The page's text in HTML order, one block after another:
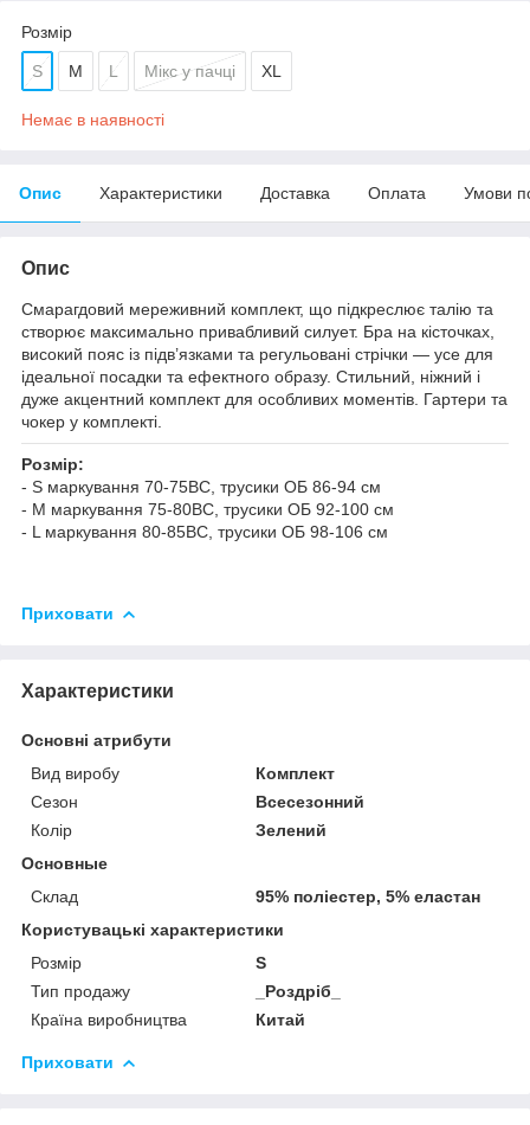
Розмір
S M L Мікс у пачці XL
Немає в наявності
Опис Характеристики Доставка Оплата Умови
Опис
Смарагдовий мереживний комплект, що підкреслює талію та
створює максимально привабливий силует. Бра на кісточках,
високий пояс із підв’язками та регульовані стрічки — усе для
ідеальної посадки та ефектного образу. Стильний, ніжний і
дуже акцентний комплект для особливих моментів. Гартери та
чокер у комплекті.
Розмір:
- S маркування 70-75ВС, трусики ОБ 86-94 см
- M маркування 75-80ВС, трусики ОБ 92-100 см
- L маркування 80-85BC, трусики ОБ 98-106 см
Приховати
Характеристики
Основні атрибути
Вид виробу
Комплект
Сезон
Всесезонний
Колір
Зелений
Основные
Склад
95% поліестер, 5% еластан
Користувацькі характеристики
Розмір
S
Тип продажу
_Роздріб_
Країна виробництва
Китай
Приховати